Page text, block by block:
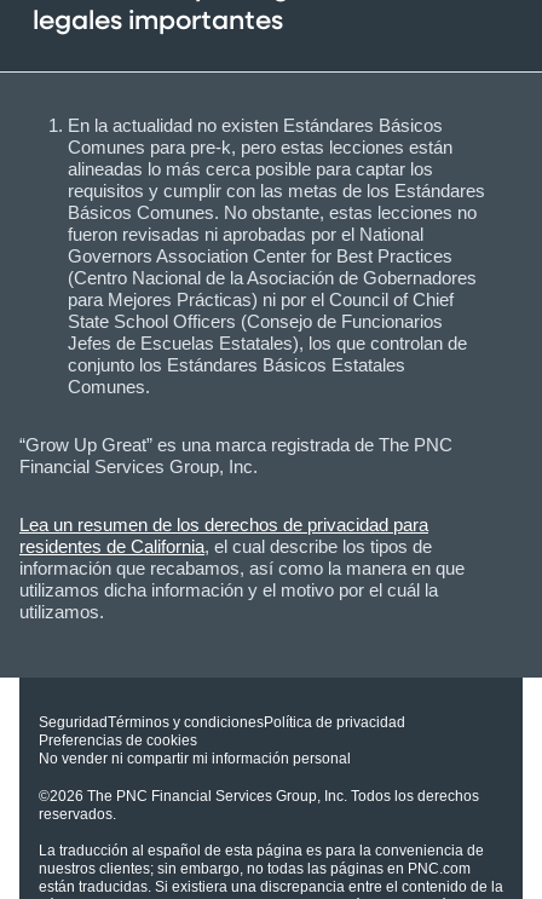
legales importantes
En la actualidad no existen Estándares Básicos
Comunes para pre-k, pero estas lecciones están
alineadas lo más cerca posible para captar los
requisitos y cumplir con las metas de los Estándares
Básicos Comunes. No obstante, estas lecciones no
fueron revisadas ni aprobadas por el National
Governors Association Center for Best Practices
(Centro Nacional de la Asociación de Gobernadores
para Mejores Prácticas) ni por el Council of Chief
State School Officers (Consejo de Funcionarios
Jefes de Escuelas Estatales), los que controlan de
conjunto los Estándares Básicos Estatales
Comunes.
“Grow Up Great” es una marca registrada de The PNC
Financial Services Group, Inc.
Lea un resumen de los derechos de privacidad para
residentes de California, el cual describe los tipos de
información que recabamos, así como la manera en que
utilizamos dicha información y el motivo por el cuál la
utilizamos.
SeguridadTérminos y condicionesPolítica de privacidad
Preferencias de cookies
No vender ni compartir mi información personal
©2026 The PNC Financial Services Group, Inc. Todos los derechos
reservados.
La traducción al español de esta página es para la conveniencia de
nuestros clientes; sin embargo, no todas las páginas en PNC.com
están traducidas. Si existiera una discrepancia entre el contenido de la